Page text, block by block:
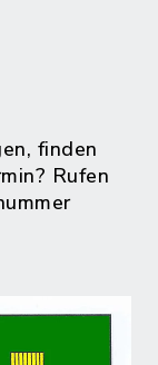
finden
Rufen